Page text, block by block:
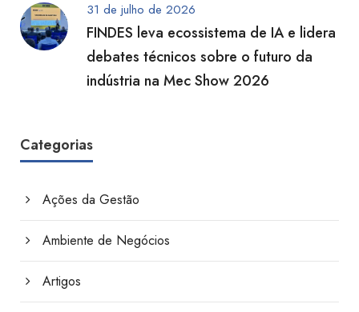
31 de julho de 2026
FINDES leva ecossistema de IA e lidera
debates técnicos sobre o futuro da
indústria na Mec Show 2026
Categorias
Ações da Gestão
Ambiente de Negócios
Artigos